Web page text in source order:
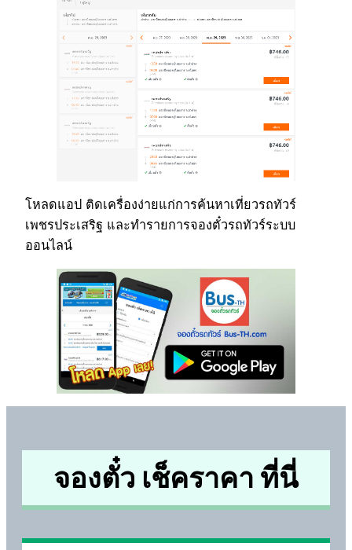
โหลดแอป ติดเครื่องง่ายแก่การค้นหาเที่ยวรถทัวร์
เพชรประเสริฐ และทำรายการจองตั๋วรถทัวร์ระบบ
ออนไลน์
จองตั๋ว เช็คราคา ที่นี่